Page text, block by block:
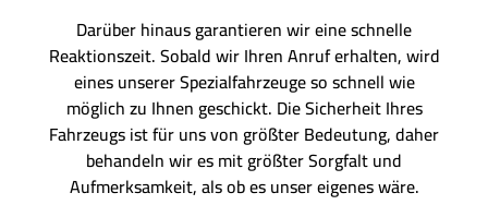
Darüber hinaus garantieren wir eine schnelle
Reaktionszeit. Sobald wir Ihren Anruf erhalten, wird
eines unserer Spezialfahrzeuge so schnell wie
möglich zu Ihnen geschickt. Die Sicherheit Ihres
Fahrzeugs ist für uns von größter Bedeutung, daher
behandeln wir es mit größter Sorgfalt und
Aufmerksamkeit, als ob es unser eigenes wäre.